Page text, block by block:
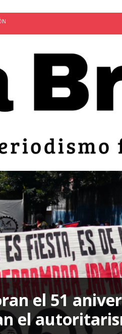
en niñas y adolescentes
aniversario de la masacre de 1975 y
de Sandra Leticia Hernández:
en sus fórmulas presidenciales para
OPINIÓN
el VIH en El Salvador ACTUALIDAD
el 51
el